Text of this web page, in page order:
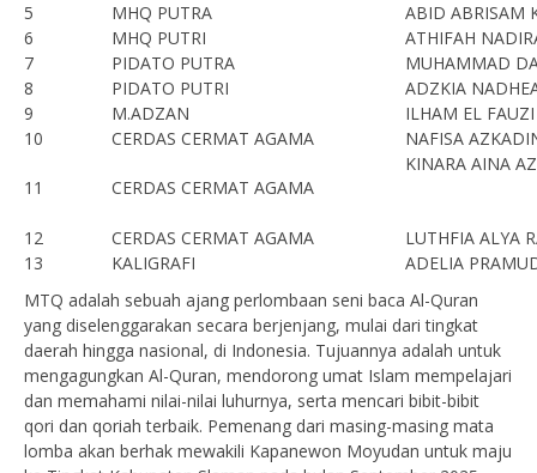
5
MHQ PUTRA
ABID ABRISAM
6
MHQ PUTRI
ATHIFAH
7
PIDATO PUTRA
MUHAMMAD
8
PIDATO PUTRI
ADZKIA
9
M.ADZAN
ILHAM EL
10
CERDAS CERMAT AGAMA NAFISA
11 CERDAS CERMAT AGAMA
KINARA AINA
12 CERDAS CERMAT AGAMA
LUTHFIA ALYA
13
KALIGRAFI
ADELIA
MTQ adalah sebuah ajang perlombaan seni baca Al-Quran
yang diselenggarakan secara berjenjang, mulai dari tingkat
daerah hingga nasional, di Indonesia. Tujuannya adalah untuk
mengagungkan Al-Quran, mendorong umat Islam mempelajari
dan memahami nilai-nilai luhurnya, serta mencari bibit-bibit
qori dan qoriah terbaik. Pemenang dari masing-masing mata
lomba akan berhak mewakili Kapanewon Moyudan untuk maju